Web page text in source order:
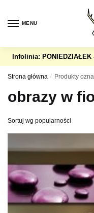
navigation
content
MENU
Infolinia:
Strona główna / Produkty
obrazy w